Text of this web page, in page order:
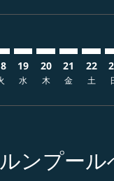
19
水
20
木
21
金
22
土
ンプール